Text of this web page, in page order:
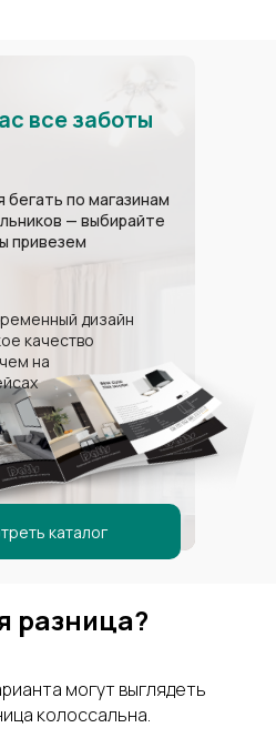
все заботы
дизайн
качество
на
каталог
бегать по магазинам
— выбирайте
привезем
разница?
могут выглядеть
колоссальна.